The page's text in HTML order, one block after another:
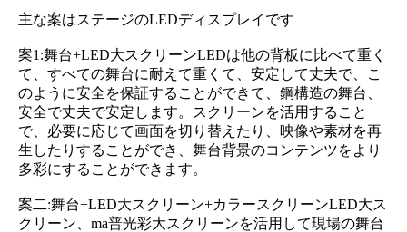
主な案はステージのLEDディスプレイです
案1:舞台+LED大スクリーンLEDは他の背板に比べて重く
て、すべての舞台に耐えて重くて、安定して丈夫で、こ
のように安全を保証することができて、鋼構造の舞台、
安全で丈夫で安定します。スクリーンを活用すること
で、必要に応じて画面を切り替えたり、映像や素材を再
生したりすることができ、舞台背景のコンテンツをより
多彩にすることができます。
案二:舞台+LED大スクリーン+カラースクリーンLED大ス
クリーン、ma普光彩大スクリーンを活用して現場の舞台